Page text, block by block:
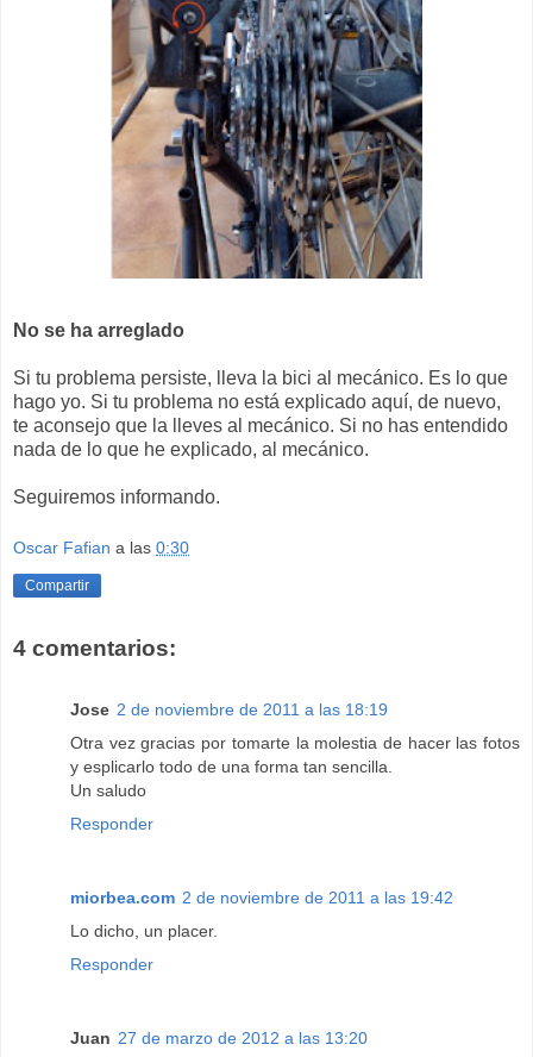
No se ha arreglado
Si tu problema persiste, lleva la bici al mecánico. Es lo que
hago yo. Si tu problema no está explicado aquí, de nuevo,
te aconsejo que la lleves al mecánico. Si no has entendido
nada de lo que he explicado, al mecánico.
Seguiremos informando.
Oscar Fafian a las 0:30
Compartir
4 comentarios:
Jose 2 de noviembre de 2011 a las 18:19
Otra vez gracias por tomarte la molestia de hacer las fotos
y esplicarlo todo de una forma tan sencilla.
Un saludo
Responder
miorbea.com 2 de noviembre de 2011 a las 19:42
Lo dicho, un placer.
Responder
Juan 27 de marzo de 2012 a las 13:20